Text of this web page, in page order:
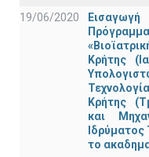
19/06/2020
Εισαγωγή
Κρήτης
Κρήτης
και
Ιδρύματος
το